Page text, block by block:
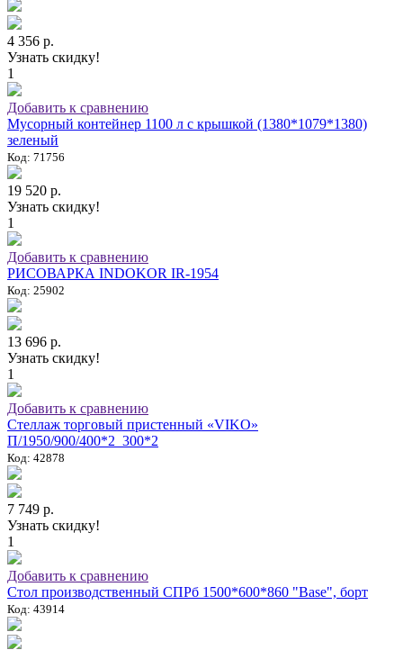
4 356 р.
Узнать скидку!
1
Добавить к сравнению
Мусорный контейнер 1100 л с крышкой (1380*1079*1380)
зеленый
Код: 71756
19 520 р.
Узнать скидку!
1
Добавить к сравнению
РИСОВАРКА INDOKOR IR-1954
Код: 25902
13 696 р.
Узнать скидку!
1
Добавить к сравнению
Стеллаж торговый пристенный «VIKO»
П/1950/900/400*2_300*2
Код: 42878
7 749 р.
Узнать скидку!
1
Добавить к сравнению
Стол производственный СПРб 1500*600*860 "Base", борт
Код: 43914